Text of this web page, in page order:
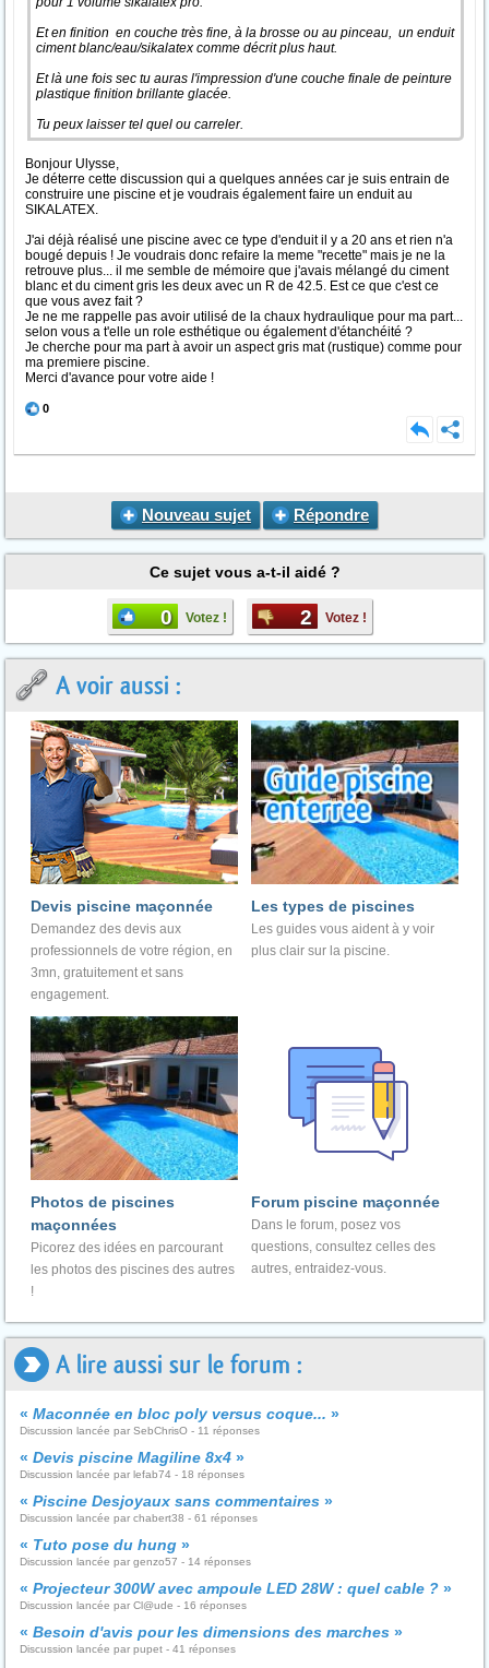
Et en finition en couche très fine, à la brosse ou au pinceau, un enduit
ciment blanc/eau/sikalatex comme décrit plus haut.
Et là une fois sec tu auras l'impression d'une couche finale de peinture
plastique finition brillante glacée.
Tu peux laisser tel quel ou carreler.
Bonjour Ulysse,
Je déterre cette discussion qui a quelques années car je suis entrain de
construire une piscine et je voudrais également faire un enduit au
SIKALATEX.
J'ai déjà réalisé une piscine avec ce type d'enduit il y a 20 ans et rien n'a
bougé depuis ! Je voudrais donc refaire la meme "recette" mais je ne la
retrouve plus... il me semble de mémoire que j'avais mélangé du ciment
blanc et du ciment gris les deux avec un R de 42.5. Est ce que c'est ce
que vous avez fait ?
Je ne me rappelle pas avoir utilisé de la chaux hydraulique pour ma part...
selon vous a t'elle un role esthétique ou également d'étanchéité ?
Je cherche pour ma part à avoir un aspect gris mat (rustique) comme pour
ma premiere piscine.
Merci d'avance pour votre aide !
0
Nouveau sujet Répondre
Ce sujet vous a-t-il aidé ?
0 Votez ! 2 Votez !
A voir aussi :
Devis piscine maçonnée
Demandez des devis aux
professionnels de votre région, en
3mn, gratuitement et sans
engagement.
Les types de piscines
Les guides vous aident à y voir
plus clair sur la piscine.
Photos de piscines
maçonnées
Picorez des idées en parcourant
les photos des piscines des autres
!
Forum piscine maçonnée
Dans le forum, posez vos
questions, consultez celles des
autres, entraidez-vous.
A lire aussi sur le forum :
« Maconnée en bloc poly versus coque... »
Discussion lancée par SebChrisO - 11 réponses
« Devis piscine Magiline 8x4 »
Discussion lancée par lefab74 - 18 réponses
« Piscine Desjoyaux sans commentaires »
Discussion lancée par chabert38 - 61 réponses
« Tuto pose du hung »
Discussion lancée par genzo57 - 14 réponses
« Projecteur 300W avec ampoule LED 28W : quel cable ? »
Discussion lancée par Cl@ude - 16 réponses
« Besoin d'avis pour les dimensions des marches »
Discussion lancée par pupet - 41 réponses